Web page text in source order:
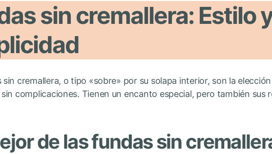
sin cremallera: Estilo
sin cremallera, o tipo «sobre» por su solapa interior, son la
complicaciones. Tienen un encanto especial, pero también sus
de las fundas sin